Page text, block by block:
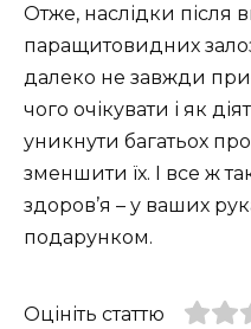
Отже, наслідки після
паращитовидних
далеко не завжди
чого очікувати і як
уникнути багатьох
зменшити їх. І все ж
здоров’я – у ваших
подарунком.
Оцініть статтю